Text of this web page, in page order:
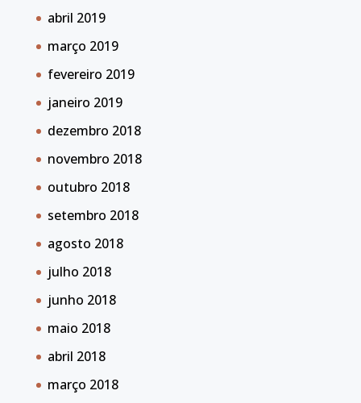
abril 2019
março 2019
fevereiro 2019
janeiro 2019
dezembro 2018
novembro 2018
outubro 2018
setembro 2018
agosto 2018
julho 2018
junho 2018
maio 2018
abril 2018
março 2018